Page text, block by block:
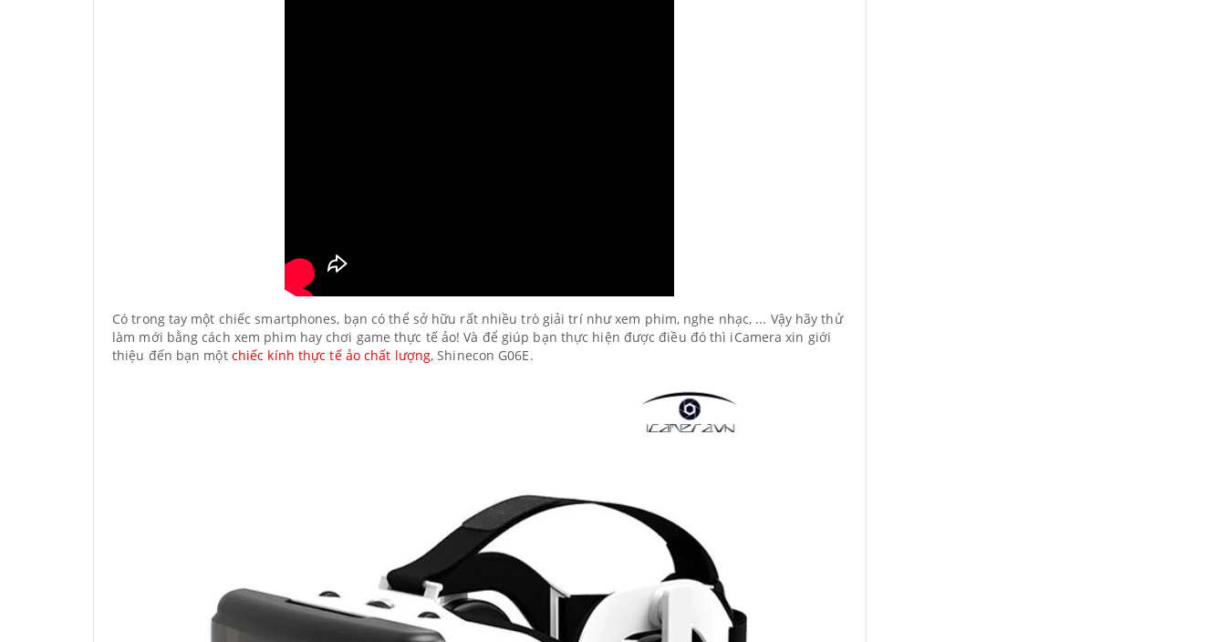
Có trong tay một chiếc smartphones, bạn có thể sở hữu rất nhiều trò giải trí như xem phim, nghe nhạc, ... Vậy hãy thử
làm mới bằng cách xem phim hay chơi game thực tế ảo! Và để giúp bạn thực hiện được điều đó thì iCamera xin giới
thiệu đến bạn một chiếc kính thực tế ảo chất lượng, Shinecon G06E.